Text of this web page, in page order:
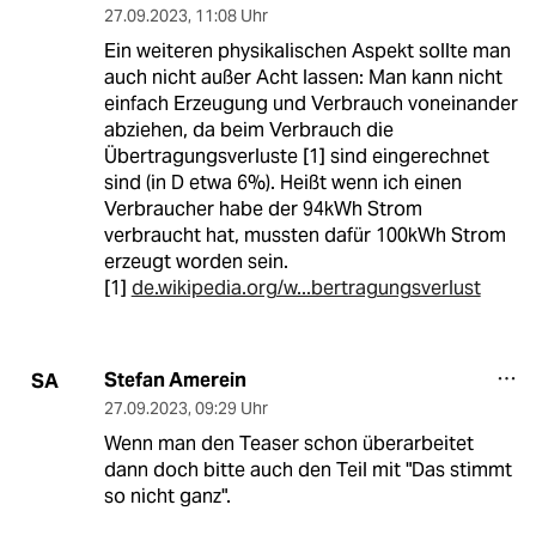
27.09.2023, 11:08 Uhr
Ein weiteren physikalischen Aspekt sollte man
auch nicht außer Acht lassen: Man kann nicht
einfach Erzeugung und Verbrauch voneinander
abziehen, da beim Verbrauch die
Übertragungsverluste [1] sind eingerechnet
sind (in D etwa 6%). Heißt wenn ich einen
Verbraucher habe der 94kWh Strom
verbraucht hat, mussten dafür 100kWh Strom
erzeugt worden sein.
[1] de.wikipedia.org/w...bertragungsverlust
SA Stefan Amerein
27.09.2023, 09:29 Uhr
Wenn man den Teaser schon überarbeitet
dann doch bitte auch den Teil mit "Das stimmt
so nicht ganz".